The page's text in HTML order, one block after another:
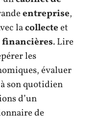
entreprise,
lacollecteet
financières. Lire
les
évaluer
son quotidien
d’un
de